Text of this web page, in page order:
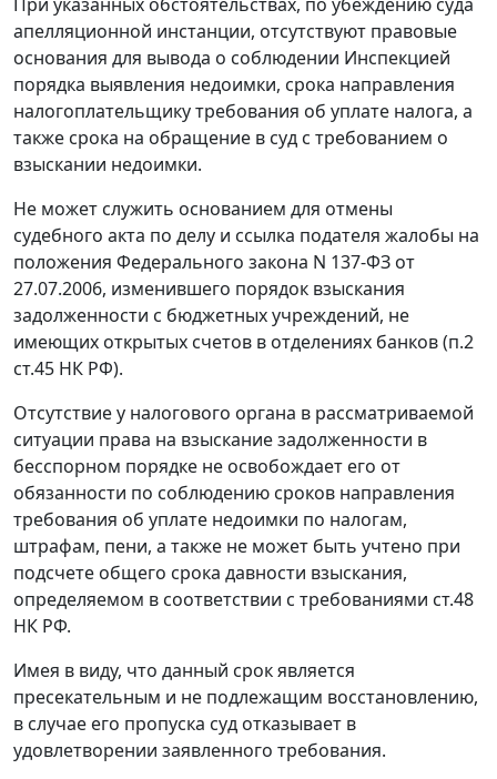
При указанных обстоятельствах, по убеждению суда
апелляционной инстанции, отсутствуют правовые
основания для вывода о соблюдении Инспекцией
порядка выявления недоимки, срока направления
налогоплательщику требования об уплате налога, а
также срока на обращение в суд с требованием о
взыскании недоимки.
Не может служить основанием для отмены
судебного акта по делу и ссылка подателя жалобы на
положения Федерального закона N 137-ФЗ от
27.07.2006, изменившего порядок взыскания
задолженности с бюджетных учреждений, не
имеющих открытых счетов в отделениях банков (п.2
ст.45 НК РФ).
Отсутствие у налогового органа в рассматриваемой
ситуации права на взыскание задолженности в
бесспорном порядке не освобождает его от
обязанности по соблюдению сроков направления
требования об уплате недоимки по налогам,
штрафам, пени, а также не может быть учтено при
подсчете общего срока давности взыскания,
определяемом в соответствии с требованиями ст.48
НК РФ.
Имея в виду, что данный срок является
пресекательным и не подлежащим восстановлению,
в случае его пропуска суд отказывает в
удовлетворении заявленного требования.